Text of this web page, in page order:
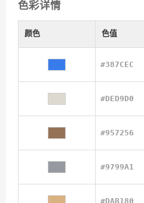
色彩详情
颜色 色值
#387CEC
#DED9D0
#957256
#9799A1
#DAB180